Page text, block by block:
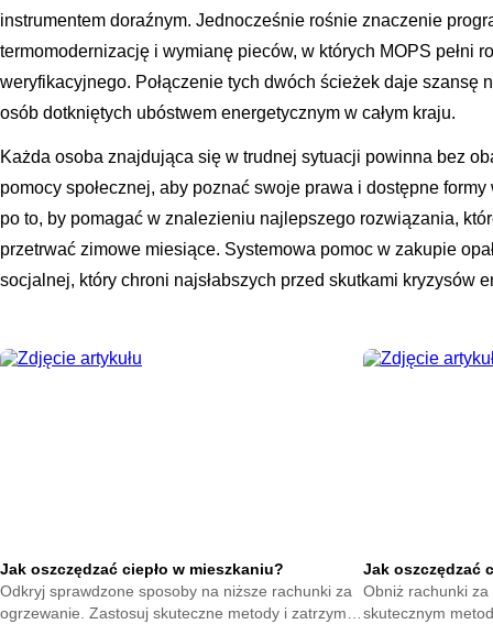
instrumentem doraźnym. Jednocześnie rośnie znaczenie
termomodernizację i wymianę pieców, w których MOPS pełni
weryfikacyjnego. Połączenie tych dwóch ścieżek daje szansę
osób dotkniętych ubóstwem energetycznym w całym kraju.
Każda osoba znajdująca się w trudnej sytuacji powinna bez
pomocy społecznej, aby poznać swoje prawa i dostępne
po to, by pomagać w znalezieniu najlepszego rozwiązania,
przetrwać zimowe miesiące. Systemowa pomoc w zakupie
socjalnej, który chroni najsłabszych przed skutkami kryzysów
Jak oszczędzać ciepło w mieszkaniu?
Odkryj sprawdzone sposoby na niższe rachunki za
ogrzewanie. Zastosuj skuteczne metody i zatrzymaj
Jak oszczędzać
Obniż rachunki
skutecznym